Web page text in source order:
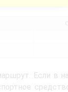
Если в